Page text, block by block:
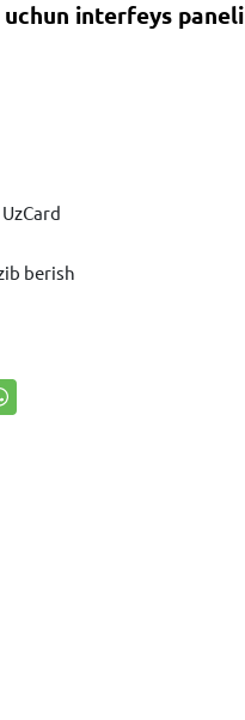
interfeys paneli
berish